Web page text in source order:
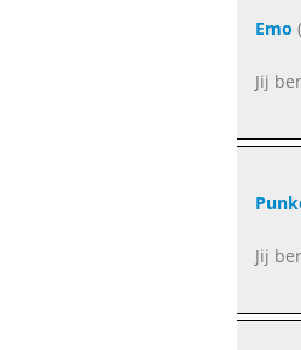
Emo
Jij
Jij